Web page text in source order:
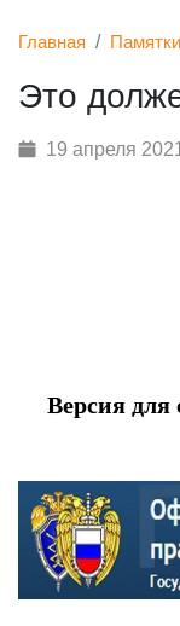
Версия для
Главная Памятки
Это
19 апреля